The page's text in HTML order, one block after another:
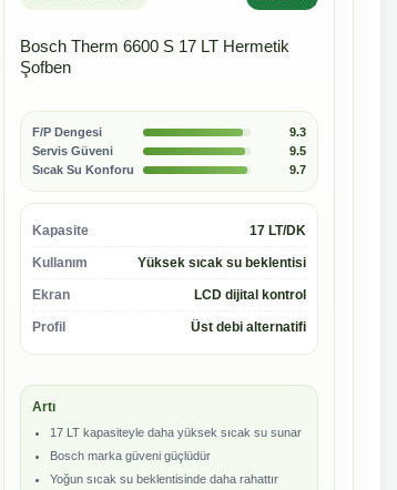
Bosch Therm 6600 S 17 LT Hermetik
Şofben
F/P Dengesi
9.3
Servis Güveni
9.5
Sıcak Su Konforu
9.7
Kapasite 17 LT/DK
Kullanım Yüksek sıcak su beklentisi
Ekran LCD dijital kontrol
Profil Üst debi alternatifi
Artı
17 LT kapasiteyle daha yüksek sıcak su sunar
Bosch marka güveni güçlüdür
Yoğun sıcak su beklentisinde daha rahattır